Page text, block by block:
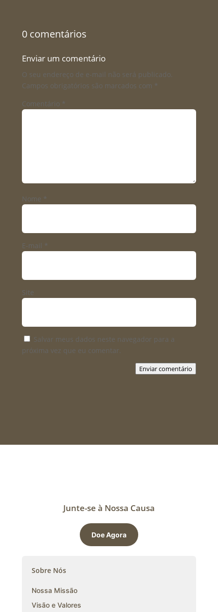
0 comentários
Enviar um comentário
O seu endereço de e-mail não será publicado.
Campos obrigatórios são marcados com *
Comentário *
Nome *
E-mail *
Site
Salvar meus dados neste navegador para a
próxima vez que eu comentar.
Enviar comentário
Junte-se à Nossa Causa
Doe Agora
Sobre Nós
Nossa Missão
Visão e Valores